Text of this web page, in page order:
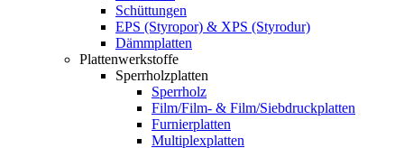
Schüttungen
EPS (Styropor) & XPS (Styrodur)
Dämmplatten
Plattenwerkstoffe
Sperrholzplatten
Sperrholz
Film/Film- & Film/Siebdruckplatten
Furnierplatten
Multiplexplatten